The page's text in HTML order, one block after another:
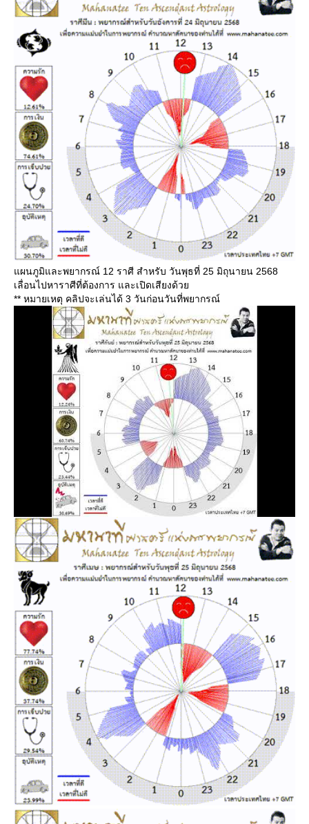
ผนภูมิและพยากรณ์ 12 ราศี สำหรับ วันพุธที่ 25 มิถุนายน 2568
เลื่อนไปหาราศีที่ต้องการ และเปิดเสียงด้ว
** หมายเหตุ คลิปจะเล่นได้ 3 วันก่อนวันที่พยากรณ์